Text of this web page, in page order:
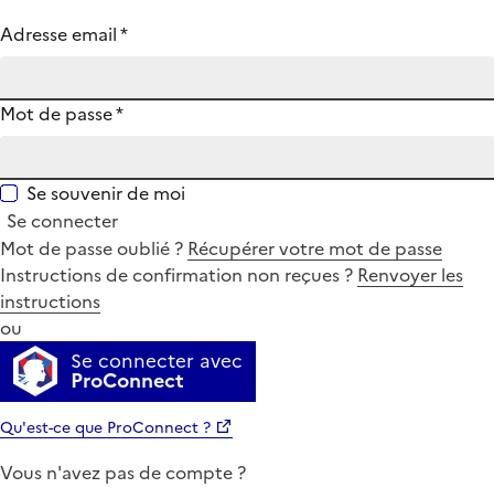
Adresse email*
Mot de passe*
Se souvenir de moi
Se connecter
Mot de passe oublié ? Récupérer votre mot de passe
Instructions de confirmation non reçues ? Renvoyer les
instructions
ou
Se connecter avec
ProConnect
Qu'est-ce que ProConnect ?
Vous n'avez pas de compte ?